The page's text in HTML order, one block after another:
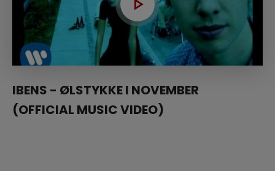
IBENS - ØLSTYKKE I NOVEMBER
(OFFICIAL MUSIC VIDEO)